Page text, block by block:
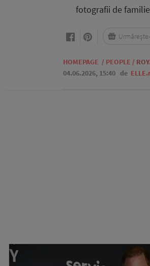
fotografii de
HOMEPAGE / PEOPLE /
04.06.2026, 15:40 de